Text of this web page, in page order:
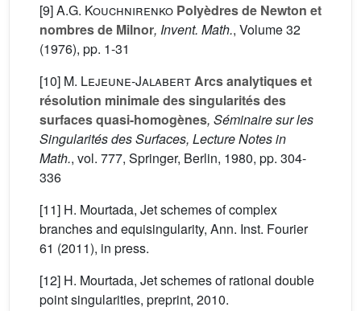
[9]A.G. Kouchnirenko Polyèdres de Newton et
nombres de Milnor, Invent. Math., Volume 32
(1976), pp. 1-31
[10] M. Lejeune-JalabertArcs analytiques et
résolution minimale des singularités des
surfaces quasi-homogènes, Séminaire sur les
Singularités des Surfaces, Lecture Notes in
Math., vol. 777, Springer, Berlin, 1980, pp. 304-
336
[11] H. Mourtada, Jet schemes of complex
branches and equisingularity, Ann. Inst. Fourier
61 (2011), in press.
[12] H. Mourtada, Jet schemes of rational double
point singularities, preprint, 2010.